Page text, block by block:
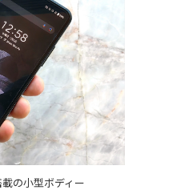
の小型ボディー